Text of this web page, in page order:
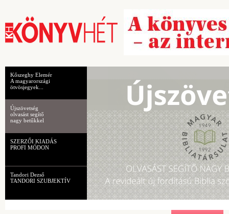
Kőszeghy Elemér
A magyarországi
ötvösjegyek...
Újszövetség
olvasást segítő
nagy betűkkel
SZERZŐI KIADÁS
PROFI MÓDON
Tandori Dezső
TANDORI SZUBJEKTÍV